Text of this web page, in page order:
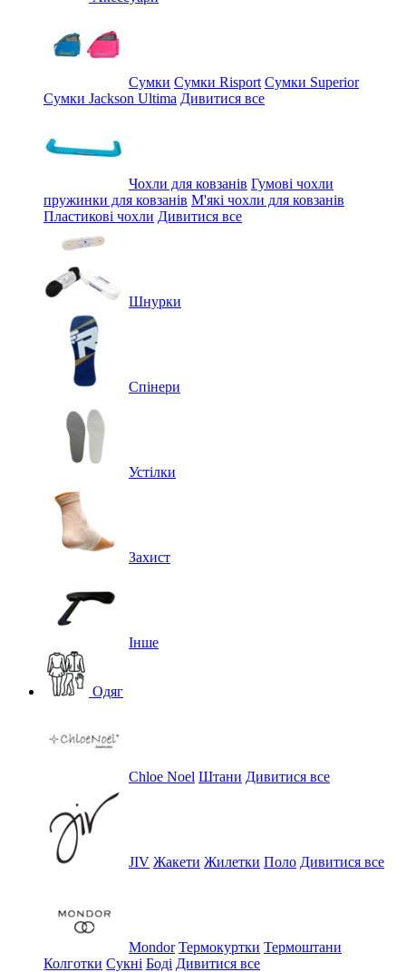
Сумки Сумки Risport Сумки Superior
Сумки Jackson Ultima Дивитися все
Чохли для ковзанів Гумові чохли
пружинки для ковзанів М'які чохли для ковзанів
Пластикові чохли Дивитися все
Шнурки
Спінери
Устілки
Захист
Інше
Одяг
Chloe Noel Штани Дивитися все
JIV Жакети Жилетки Поло Дивитися все
Mondor Термокуртки Термоштани
Колготки Сукні Боді Дивитися все